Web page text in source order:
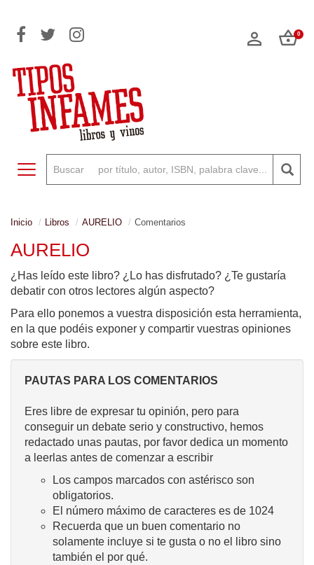
0
Toggle navigation
Inicio Libros AURELIO Comentarios
AURELIO
¿Has leído este libro? ¿Lo has disfrutado? ¿Te gustaría
debatir con otros lectores algún aspecto?
Para ello ponemos a vuestra disposición esta herramienta,
en la que podéis exponer y compartir vuestras opiniones
sobre este libro.
PAUTAS PARA LOS COMENTARIOS
Eres libre de expresar tu opinión, pero para
conseguir un debate serio y constructivo, hemos
redactado unas pautas, por favor dedica un momento
a leerlas antes de comenzar a escribir
Los campos marcados con astérisco son
obligatorios.
El número máximo de caracteres es de 1024
Recuerda que un buen comentario no
solamente incluye si te gusta o no el libro sino
también el por qué.